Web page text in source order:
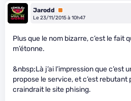
Jarodd
Premium
Le 23/11/2015 à 10h47
Plus que le nom bizarre, c’est le fait
m’étonne.
&nbsp;Là j’ai l’impression que c’est
propose le service, et c’est rebutant
craindrait le site phising.